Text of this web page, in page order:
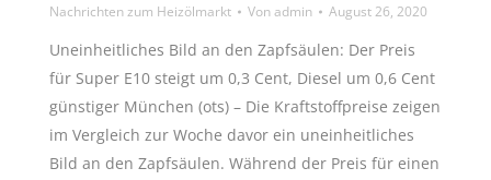
Nachrichten zum Heizölmarkt Vonadmin August 26, 2020
Uneinheitliches Bild an den Zapfsäulen: Der Preis
für Super E10 steigt um 0,3 Cent, Diesel um 0,6 Cent
günstiger München (ots) – Die Kraftstoffpreise zeigen
im Vergleich zur Woche davor ein uneinheitliches
Bild an den Zapfsäulen. Während der Preis für einen